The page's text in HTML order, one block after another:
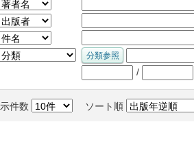
/
件数 ソート順